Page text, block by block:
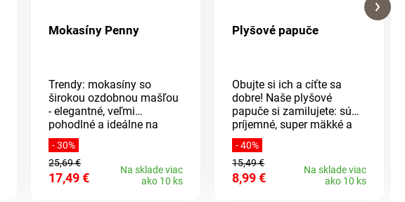
Mokasíny Penny
Trendy: mokasíny so
širokou ozdobnou mašľou
- elegantné, veľmi
pohodlné a ideálne na
prechodné obdobie.
Robustná protišmyková
podošva s dobrým
odpružením zaistí
- 30%
25,69 €
17,49 €
Na sklade viac
ako 10 ks
Plyšové papuče
Obujte si ich a cíťte sa
dobre! Naše plyšové
papuče si zamilujete: sú
príjemné, super mäkké a
hrejivé - nepotrebujete
ponožky! Protišmyková
podrážka s pamäťovou
stielkou.Chlpaté
- 40%
15,49 €
8,99 €
Na sklade viac
ako 10 ks